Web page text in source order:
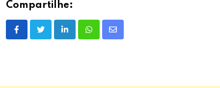
Compartilhe:
LinkedInWhatsappShare